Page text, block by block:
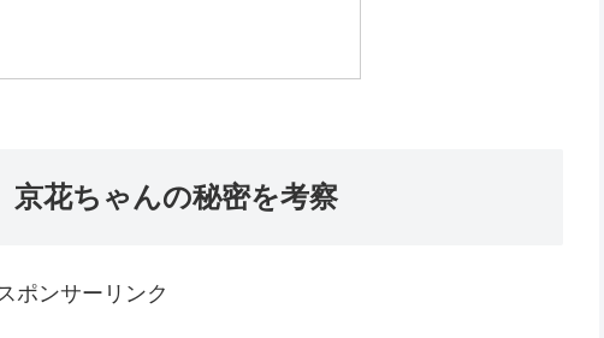
花ちゃんの秘密を考察
スポンサーリンク